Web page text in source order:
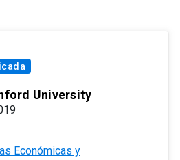
University
Económicas y